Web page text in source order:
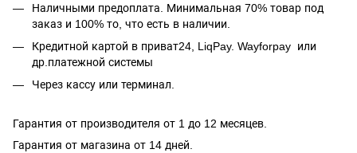
Наличными предоплата. Минимальная 70% товар под
заказ и 100% то, что есть в наличии.
Кредитной картой в приват24, LiqPay. Wayforpay или
др.платежной системы
Через кассу или терминал.
Гарантия от производителя от 1 до 12 месяцев.
Гарантия от магазина от 14 дней.